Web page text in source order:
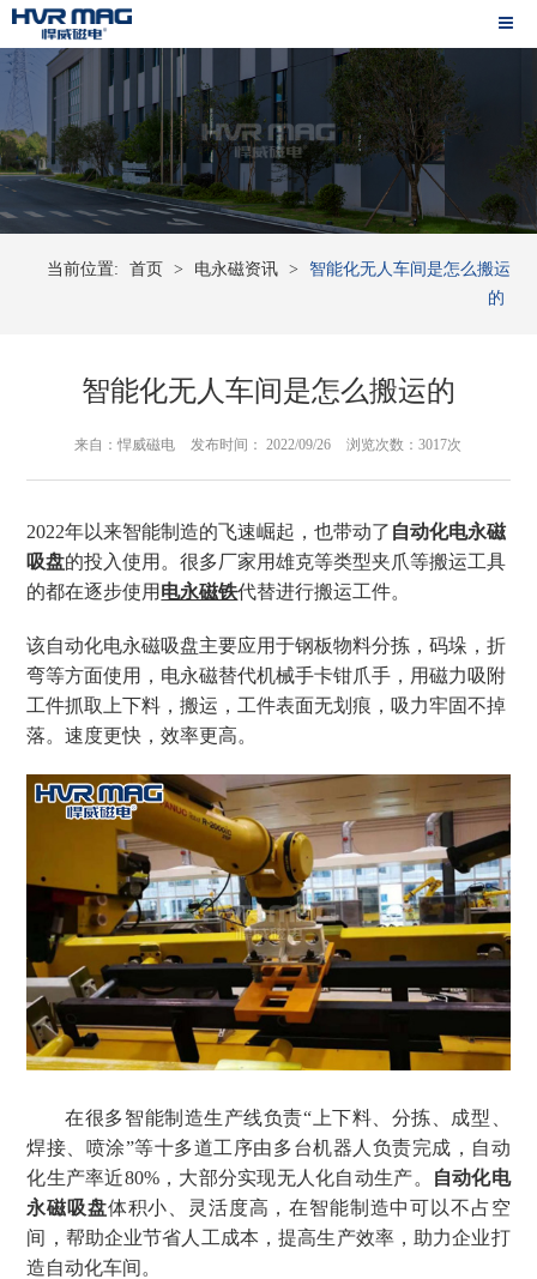
当前位置: 首页 > 电永磁资讯 >
智能化无人车间是怎么搬运
的
智能化无人车间是怎么搬运的
来自：悍威磁电 发布时间： 2022/09/26 浏览次数：3017次
2022年以来智能制造的飞速崛起 ，也带动了 自动化电永磁
吸盘的投入使用 。很多厂家用雄克等类型夹爪等搬运工具
的都在逐步使用 电永磁铁代替进行搬运工件。
该自动化电永磁吸盘主要应用于钢板物料分拣，码垛，折
弯等方面使用，电永磁替代机械手卡钳爪手，用磁力吸附
工件抓取上下料，搬运，工件表面无划痕，吸力牢固不掉
落。速度更快，效率更高。
在很多智能制造生产线负责“ 上下料、分拣、成型、
焊接、喷涂”等十多道工序由多台机器人负责完成 ， 自动
化生产率近80%， 大部分实现无人化自动生产。
自动化电
永磁吸盘体积小、灵活度高，在智能制造中可以不占空
间，帮助企业节省人工成本，提高生产效率，助力企业打
造自动化车间。